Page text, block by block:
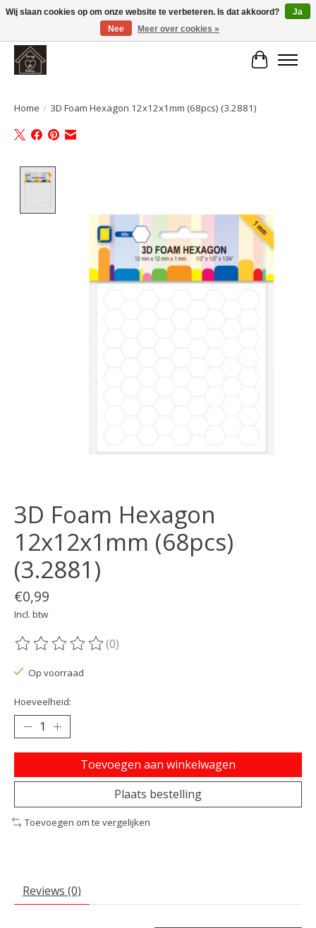
Large selection of products and fast shipping!
Home / 3D Foam Hexagon 12x12x1mm (68pcs) (3.2881)
3D Foam Hexagon
12x12x1mm (68pcs)
(3.2881)
€0,99
Incl. btw
De beoordeling van dit product is
(0)
Op voorraad
Hoeveelheid:
Toevoegen aan winkelwagen
Plaats bestelling
Toevoegen om te vergelijken
Reviews (0)
Wij slaan cookies op om onze website te verbeteren. Is dat akkoord?
Ja
Nee
Meer over cookies »